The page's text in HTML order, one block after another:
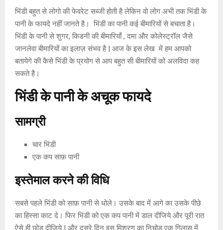
भिंडी बहुत से लोगो की फेवरेट सब्जी होती है लेकिन वो लोग अभी तक भिंडी के
पानी के फायदे नहीं जानते है। भिंडी का पानी कई बीमारियों से बचाता है।
भिंडी के पानी से शुगर, किडनी की बीमारियाँ , दमा और कोलेस्ट्रॉल जैसे
जानलेवा बीमारियों का इलाज़ संभव है | आज के इस लेख में हम आपको
बतायेगे की कैसे भिंडी के प्रयोग से आप बहुत सी बीमारियों को अलविदा कह
सकते है।
भिंडीकेपानीकेअचूकफायदे
सामग्री
चार भिंडी
एक कप साफ़ पानी
इस्तेमालकरनेकीविधि
सबसे पहले भिंडी को साफ़ पानी से धोले। उसके बाद में आगे का उसके पीछे
का हिस्सा काट दे। फिर भिंडी को एक कप पानी में डाल दीजिये और पूरी रात
ऐसे ही छोड़ दीजिये | और दुसरे दिन इस मिश्रण का निचोड़ एक गिलास में